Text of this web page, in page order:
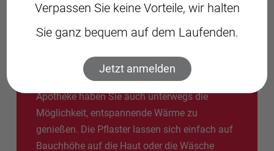
Mit speziellen Wärmepflastern aus Ihrer
Apotheke haben Sie auch unterwegs die
Möglichkeit, entspannende Wärme zu
genießen. Die Pflaster lassen sich einfach auf
Bauchhöhe auf die Haut oder die Wäsche
Verpassen Sie keine Vorteile, wir halten
Sie ganz bequem auf dem Laufenden.
Jetzt anmelden